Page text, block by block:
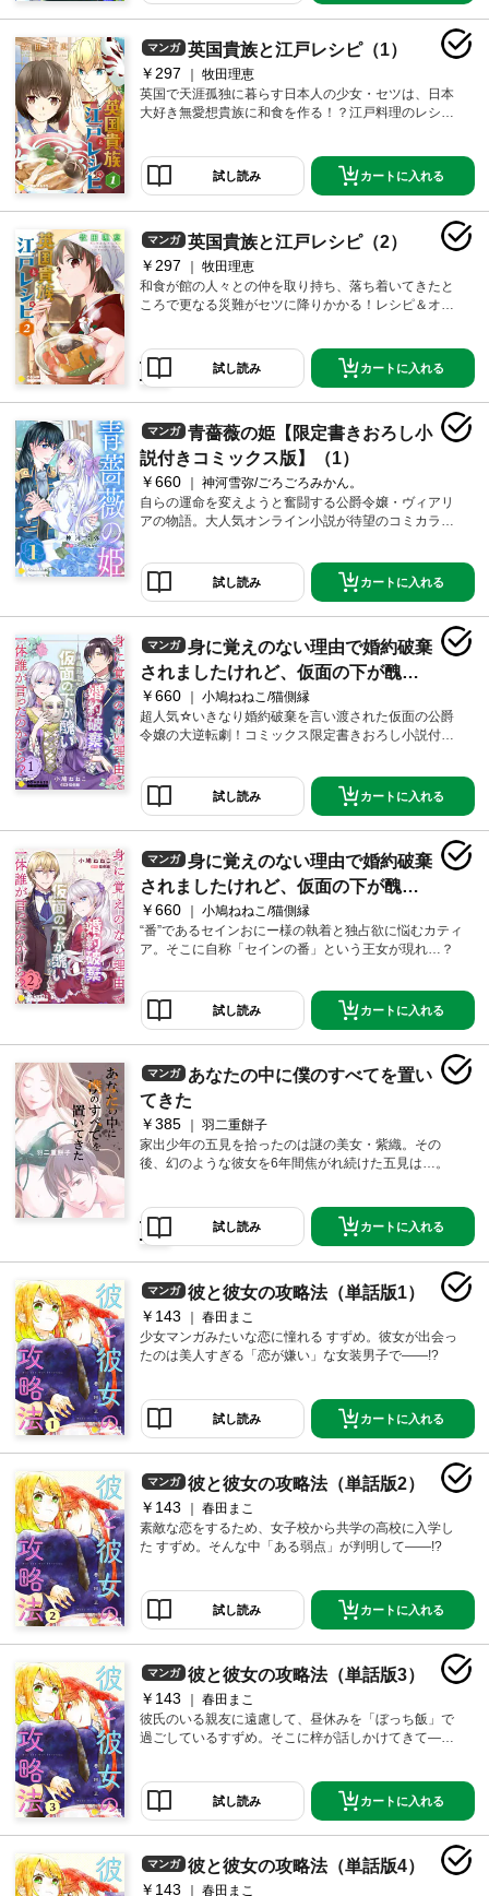
マンガ 英国貴族と江戸レシピ（1）
￥297
牧田理恵
英国で天涯孤独に暮らす日本人の少女・セツは、日本
大好き無愛想貴族に和食を作る！？江戸料理のレシピ
試し読み カートに入れる
マンガ 英国貴族と江戸レシピ（2）
￥297
牧田理恵
和食が館の人々との仲を取り持ち、落ち着いてきたと
ころで更なる災難がセツに降りかかる！レシピ＆オマ
試し読み カートに入れる
マンガ
青薔薇の姫【限定書きおろし小
説付きコミックス版】（1）
￥660
神河雪弥/ごろごろみかん。
自らの運命を変えようと奮闘する公爵令嬢・ヴィアリ
アの物語。大人気オンライン小説が待望のコミカライ
試し読み カートに入れる
マンガ
身に覚えのない理由で婚約破棄
されましたけれど、仮面の下が醜い
だなんて、一体誰が言ったのかし
ら？【限定書きおろし小説付きコミ
ックス版】（1）
￥660
小鳩ねねこ/猫側縁
超人気☆いきなり婚約破棄を言い渡された仮面の公爵
令嬢の大逆転劇！コミックス限定書きおろし小説付
試し読み カートに入れる
マンガ
身に覚えのない理由で婚約破棄
されましたけれど、仮面の下が醜い
だなんて、一体誰が言ったのかし
ら？【限定書きおろし小説付きコミ
ックス版】（2）
￥660
小鳩ねねこ/猫側縁
“番”であるセインおにー様の執着と独占欲に悩むカティ
ア。そこに自称「セインの番」という王女が現れ…？
試し読み カートに入れる
マンガ
あなたの中に僕のすべてを置い
てきた
￥385
羽二重餅子
家出少年の五見を拾ったのは謎の美女・紫織。その
後、幻のような彼女を6年間焦がれ続けた五見は…。
試し読み カートに入れる
マンガ 彼と彼女の攻略法（単話版1）
￥143
春田まこ
少女マンガみたいな恋に憧れる すずめ。彼女が出会っ
たのは美人すぎる「恋が嫌い」な女装男子で――!?
試し読み カートに入れる
マンガ 彼と彼女の攻略法（単話版2）
￥143
春田まこ
素敵な恋をするため、女子校から共学の高校に入学し
た すずめ。そんな中「ある弱点」が判明して――!?
試し読み カートに入れる
マンガ 彼と彼女の攻略法（単話版3）
￥143
春田まこ
彼氏のいる親友に遠慮して、昼休みを「ぼっち飯」で
過ごしているすずめ。そこに梓が話しかけてきて―
試し読み カートに入れる
マンガ 彼と彼女の攻略法（単話版4）
￥143 春田まこ